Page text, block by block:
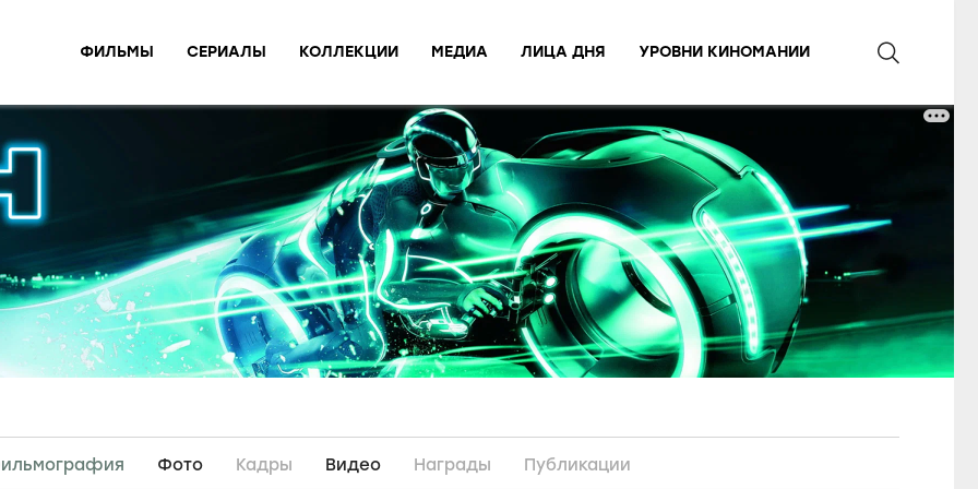
ФИЛЬМЫ СЕРИАЛЫ КОЛЛЕКЦИИ МЕДИА ЛИЦА ДНЯ УРОВНИ КИНОМАНИИ
Фото Кадры Видео Награды Публикации